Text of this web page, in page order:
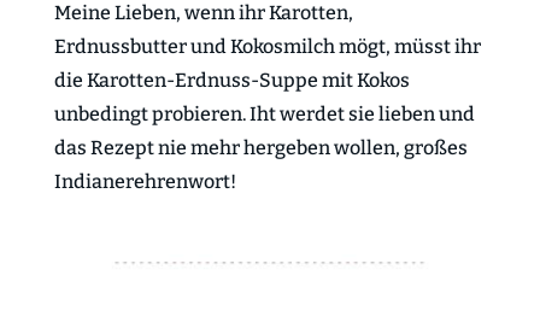
Meine Lieben, wenn ihr Karotten,
Erdnussbutter und Kokosmilch mögt, müsst ihr
die Karotten-Erdnuss-Suppe mit Kokos
unbedingt probieren. Iht werdet sie lieben und
das Rezept nie mehr hergeben wollen, großes
Indianerehrenwort!